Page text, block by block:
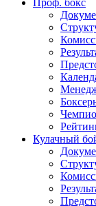
Проф. бокс
Кулачный